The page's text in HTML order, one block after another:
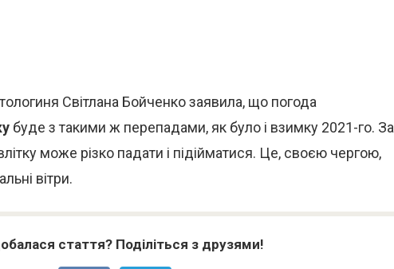
Світлана Бойченко заявила, що погода
буде з такими ж перепадами, як було і взимку 2021-го. За
може різко падати і підійматися. Це, своєю чергою,
вітри.
стаття? Поділіться з друзями!